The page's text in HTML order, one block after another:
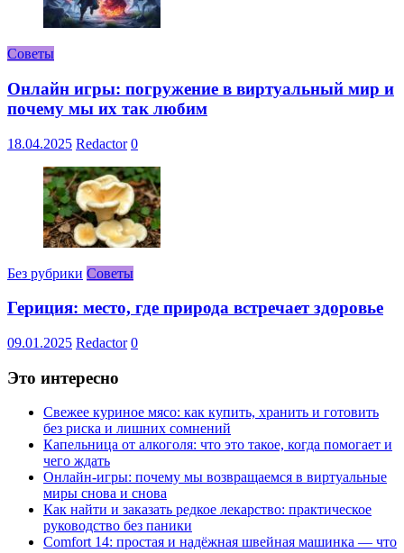
Советы
Онлайн игры: погружение в виртуальный мир и
почему мы их так любим
18.04.2025 Redactor 0
Без рубрики Советы
Гериция: место, где природа встречает здоровье
09.01.2025 Redactor 0
Это интересно
Свежее куриное мясо: как купить, хранить и готовить
без риска и лишних сомнений
Капельница от алкоголя: что это такое, когда помогает и
чего ждать
Онлайн-игры: почему мы возвращаемся в виртуальные
миры снова и снова
Как найти и заказать редкое лекарство: практическое
руководство без паники
Comfort 14: простая и надёжная швейная машинка — что